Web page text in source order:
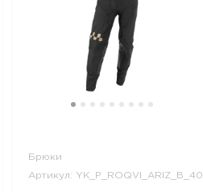
Брюки
Артикул: YK_P_ROQVI_ARIZ_B_40